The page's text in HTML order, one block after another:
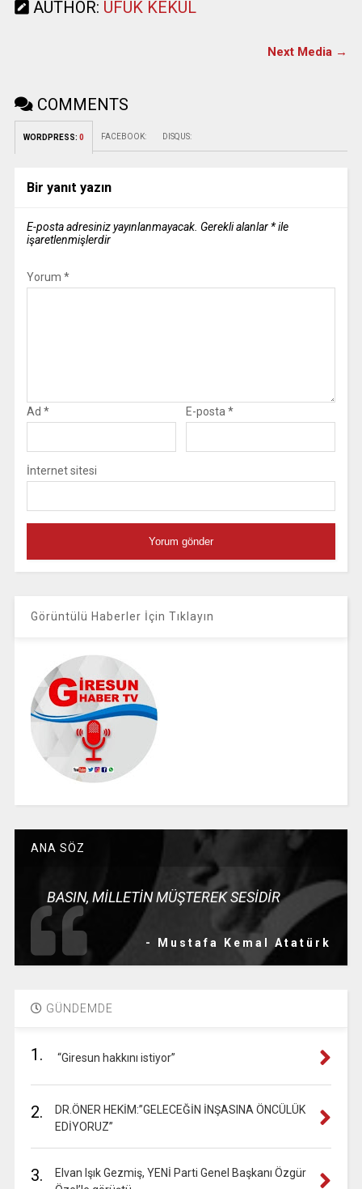
AUTHOR: UFUK KEKÜL
Next Media →
COMMENTS
WORDPRESS: 0 FACEBOOK: DISQUS:
Bir yanıt yazın
E-posta adresiniz yayınlanmayacak. Gerekli alanlar *ile
işaretlenmişlerdir
Yorum *
Ad * E-posta *
İnternet sitesi
Görüntülü Haberler İçin Tıklayın
ANA SÖZ
BASIN, MİLLETİN MÜŞTEREK SESİDİR
- Mustafa Kemal Atatürk
GÜNDEMDE
1. “Giresun hakkını istiyor”
2.
DR.ÖNER HEKİM:”GELECEĞİN İNŞASINA ÖNCÜLÜK
EDİYORUZ”
3.
Elvan Işık Gezmiş, YENİ Parti Genel Başkanı Özgür